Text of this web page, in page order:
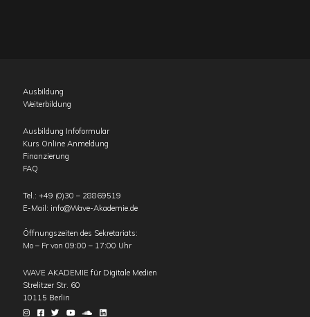
Ausbildung
Weiterbildung
Ausbildung Infoformular
Kurs Online Anmeldung
Finanzierung
FAQ
Tel.: +49 (0)30 – 28869519
E-Mail: info@Wave-Akademie.de
Öffnungszeiten des Sekretariats:
Mo – Fr von 09:00 – 17:00 Uhr
WAVE AKADEMIE für Digitale Medien
Strelitzer Str. 60
10115 Berlin